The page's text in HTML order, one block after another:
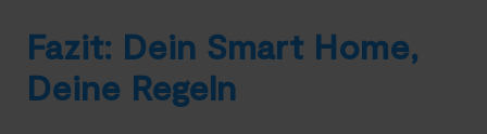
Fazit: Dein Smart Home,
Deine Regeln